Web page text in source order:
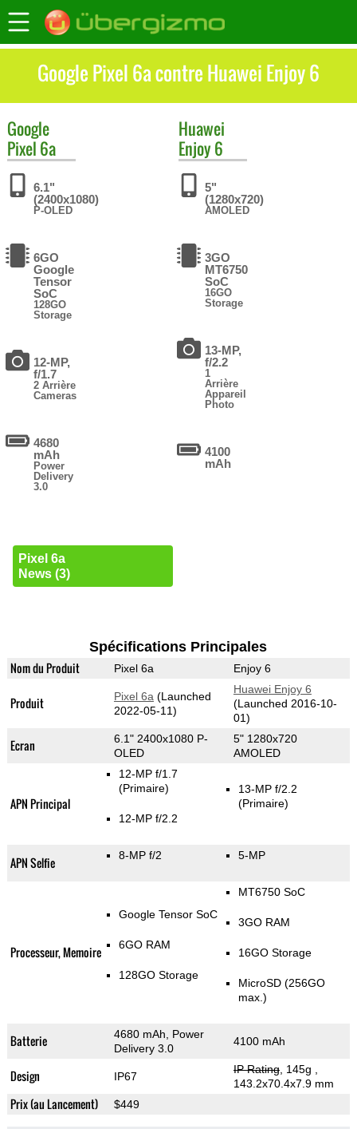
Google Pixel 6a contre Huawei Enjoy 6
Google
Pixel 6a
6.1"
(2400x1080)
P-OLED
6GO
Google
Tensor
SoC
128GO
Storage
12-MP,
f/1.7
2 Arrière
Cameras
4680
mAh
Power
Delivery
3.0
Pixel 6a
News (3)
Huawei
Enjoy 6
5"
(1280x720)
AMOLED
3GO
MT6750
SoC
16GO
Storage
13-MP,
f/2.2
1
Arrière
Appareil
Photo
4100
mAh
Spécifications Principales
Nom du Produit Pixel 6a Enjoy 6
Produit Pixel 6a (Launched
2022-05-11)
Huawei Enjoy 6
(Launched 2016-10-
01)
Ecran
6.1" 2400x1080 P-
OLED
5" 1280x720
AMOLED
APN Principal
12-MP f/1.7
(Primaire)
12-MP f/2.2
13-MP f/2.2
(Primaire)
APN Selfie 8-MP f/2 5-MP
Processeur, Memoire
Google Tensor SoC
6GO RAM
128GO Storage
MT6750 SoC
3GO RAM
16GO Storage
MicroSD (256GO
max.)
Batterie
4680 mAh, Power
Delivery 3.0
4100 mAh
Design IP67
IP Rating, 145g
143.2x70.4x7.9 mm
Prix (au Lancement) $449